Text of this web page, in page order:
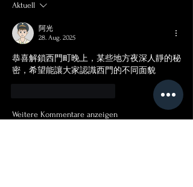
Aktuell
阿光
28. Aug. 2025
恭喜解鎖西門町晚上，某些地方夜深人靜的秘
密，希望能讓大家認識西門的不同面貌
Weitere Kommentare anzeigen